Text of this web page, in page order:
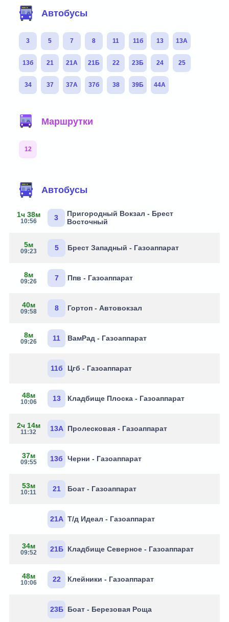
Автобусы
3 5 7 8 11 11б 13 13А
13б 21 21А 21Б 22 23Б 24 25
34 37 37А 37б 38 39Б 44А
Маршрутки
12
Автобусы
1ч 38м
10:56 3
Пригородный Вокзал - Брест
Восточный
5м
09:23 5 Брест Западный - Газоаппарат
8м
09:26 7 Ппв - Газоаппарат
40м
09:58 8 Гортоп - Автовокзал
8м
09:26 11 ВамРад - Газоаппарат
11б Цгб - Газоаппарат
48м
10:06 13 Кладбище Плоска - Газоаппарат
2ч 14м
11:32 13А Пролесковая - Газоаппарат
37м
09:55 13б Черни - Газоаппарат
53м
10:11 21 Боат - Газоаппарат
21А Т/д Идеал - Газоаппарат
34м
09:52 21Б Кладбище Северное - Газоаппарат
48м
10:06 22 Клейники - Газоаппарат
23Б Боат - Березовая Роща